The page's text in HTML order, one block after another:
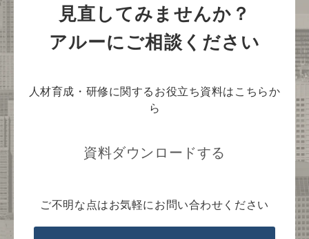
見直してみませんか？
アルーにご相談ください
人材育成・研修に関するお役立ち資料はこちらか
ら
資料ダウンロードする
ご不明な点はお気軽にお問い合わせください